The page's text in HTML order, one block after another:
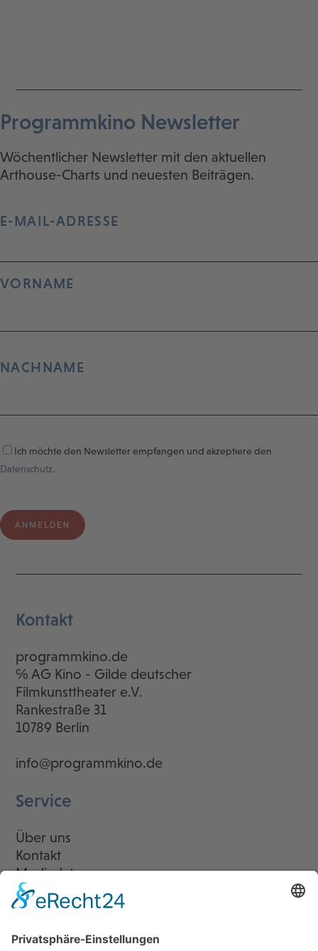
Programmkino Newsletter
Wöchentlicher Newsletter mit den aktuellen
Arthouse-Charts und neuesten Beiträgen.
E-MAIL-ADRESSE
VORNAME
NACHNAME
Ich möchte den Newsletter empfangen und akzeptiere den
Datenschutz.
Kontakt
programmkino.de
℅ AG Kino - Gilde deutscher
Filmkunsttheater e.V.
Rankestraße 31
10789 Berlin
info@programmkino.de
Service
Über uns
Kontakt
Mediadaten
Newsletter
LogIn
Legal